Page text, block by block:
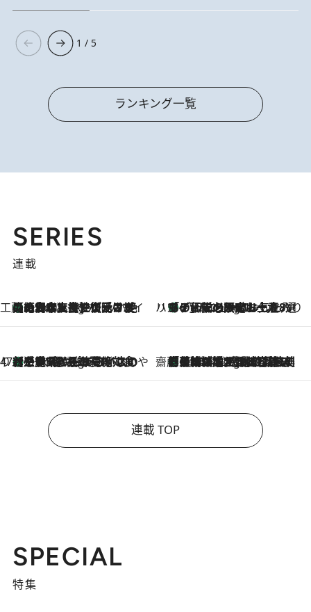
1 / 5
ランキング一覧
SERIES
連載
工藤まやのおもてなしハワイ
7 Hours Ago
【ハワイ土産】ローカルの絶大な支持で復活！ 絶品の幻クッキー《元ファンの日本人女性が受け継いだ名店》 ハワイ賢者 リサのお気に入りリスト7 Hours Ago
あの伝説の限定トートも！ リニューアルした「ディーン＆デルーカ ハワイ」で必須のお土産8選
47都道府県の手みやげ ひんやりスイーツで夏を満喫
7 Hours Ago
【三重県】この夏絶対食べたい 冷やしておいしいおやつ3選 お餅×アイスの新感覚スイーツ 齋藤 薫 美容脳ルネサンス
7 Hours Ago
「荷物が増えるほど旅ストレスは増す」美容ジャーナリストがたどり着いた最終結論。“化粧品を劇的に減らす”感動の凝縮美容とは
連載 TOP
SPECIAL
特集